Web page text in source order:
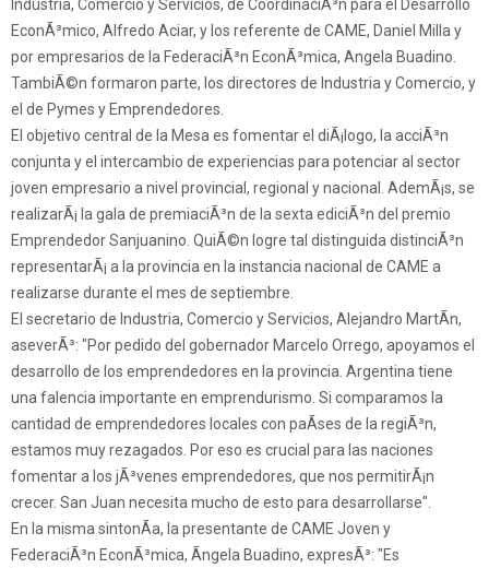
Industria, Comercio y Servicios, de CoordinaciÃ³n para el Desarrollo
EconÃ³mico, Alfredo Aciar, y los referente de CAME, Daniel Milla y
por empresarios de la FederaciÃ³n EconÃ³mica, Angela Buadino.
TambiÃ©n formaron parte, los directores de Industria y Comercio, y
el de Pymes y Emprendedores.
El objetivo central de la Mesa es fomentar el diÃ¡logo, la acciÃ³n
conjunta y el intercambio de experiencias para potenciar al sector
joven empresario a nivel provincial, regional y nacional. AdemÃ¡s, se
realizarÃ¡ la gala de premiaciÃ³n de la sexta ediciÃ³n del premio
Emprendedor Sanjuanino. QuiÃ©n logre tal distinguida distinciÃ³n
representarÃ¡ a la provincia en la instancia nacional de CAME a
realizarse durante el mes de septiembre.
El secretario de Industria, Comercio y Servicios, Alejandro MartÃ­n,
aseverÃ³: "Por pedido del gobernador Marcelo Orrego, apoyamos el
desarrollo de los emprendedores en la provincia. Argentina tiene
una falencia importante en emprendurismo. Si comparamos la
cantidad de emprendedores locales con paÃ­ses de la regiÃ³n,
estamos muy rezagados. Por eso es crucial para las naciones
fomentar a los jÃ³venes emprendedores, que nos permitirÃ¡n
crecer. San Juan necesita mucho de esto para desarrollarse".
En la misma sintonÃ­a, la presentante de CAME Joven y
FederaciÃ³n EconÃ³mica, Ãngela Buadino, expresÃ³: "Es